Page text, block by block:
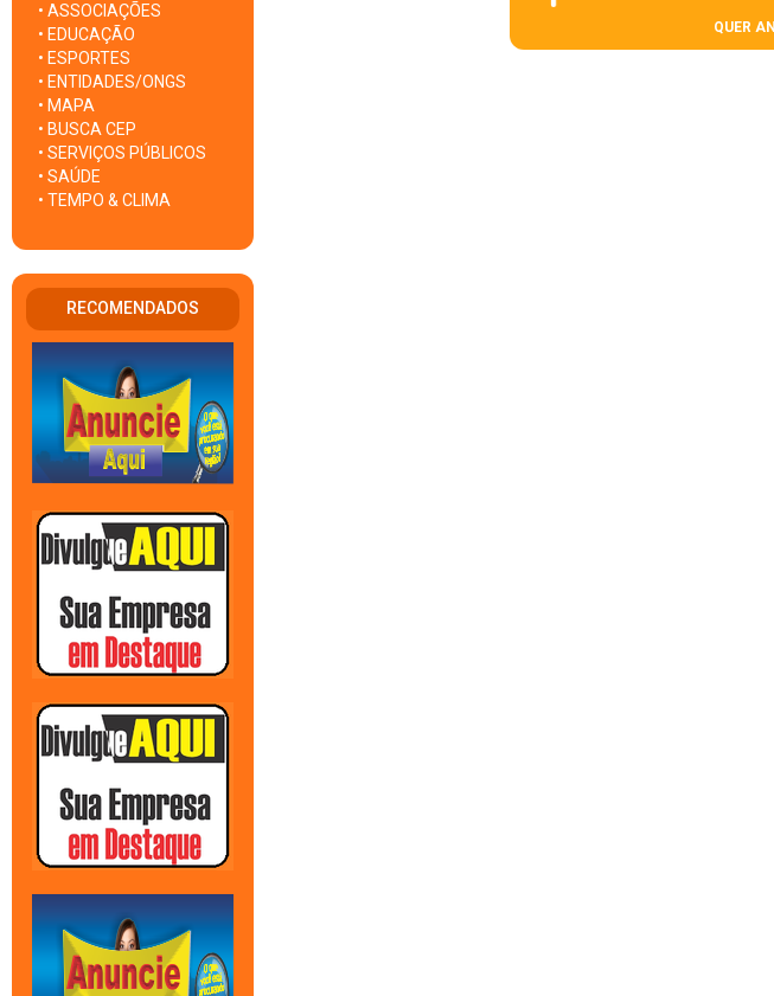
• ASSOCIAÇÕES
• EDUCAÇÃO
• ESPORTES
• ENTIDADES/ONGS
• MAPA
• BUSCA CEP
• SERVIÇOS PÚBLICOS
• SAÚDE
• TEMPO & CLIMA
RECOMENDADOS
QUER